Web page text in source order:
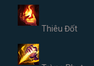
Thiêu Đốt